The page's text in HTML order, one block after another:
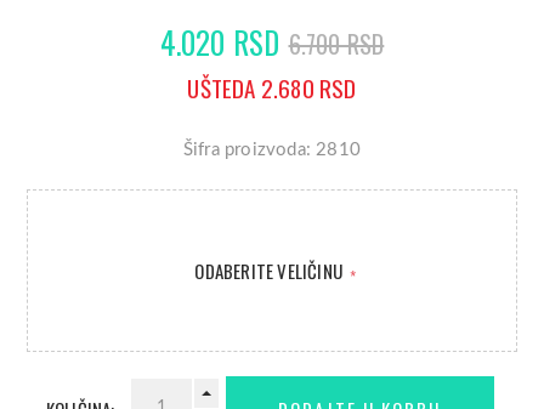
4.020 RSD 6.700 RSD
UŠTEDA 2.680 RSD
Šifra proizvoda: 2810
ODABERITE VELIČINU *